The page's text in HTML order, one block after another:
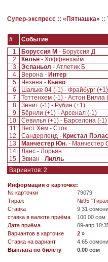
Супер-экспресс :: «Пятнашка» ::
# Событие
1.
Боруссия М - Боруссия Д
2.
Кельн - Хоффенхайм
3. Эспаньол - Атлетик Б
4.
Верона - Интер
5. Чезена - Кьево
6.
Шальке 04 (-1) - Фрайбург (+1)
7. Тоттенхем (-1) - Астон Вилла
8. Зенит (-1) - Рубин (+1)
9.
Бёрнли (+1) - Арсенал (-1)
10. Севилья (+1) - Барселона (-1)
11.
Вест Хем - Сток
12. Сандерленд - Кристал Пэлас
13.
Манчестер Юн. - Манчестер
14. Ланс - Лорьян
15. Эвиан - Лилль
Вариантов: 2
Информация о карточке:
№ карточки
79079
Tираж
№95
Ставка
9.31 сомони
ставка в валюте приёма
100.00 сом
Дата приёма
09-апр
Вариантов в карточке
2 »
Ставка на вариант
4.65 сомони
Выплата по билету
0.00 сом